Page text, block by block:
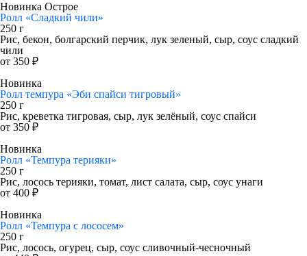
Новинка Острое
Ролл «Сладкий чили»
250 г
Рис, бекон, болгарский перчик, лук зеленый, сыр, соус сладкий
чили
от 350 ₽
Новинка
Ролл темпура «Эби спайси тигровый»
250 г
Рис, креветка тигровая, сыр, лук зелёный, соус спайси
от 350 ₽
Новинка
Ролл «Темпура терияки»
250 г
Рис, лосось терияки, томат, лист салата, сыр, соус унаги
от 400 ₽
Новинка
Ролл «Темпура с лососем»
250 г
Рис, лосось, огурец, сыр, соус сливочный-чесночный